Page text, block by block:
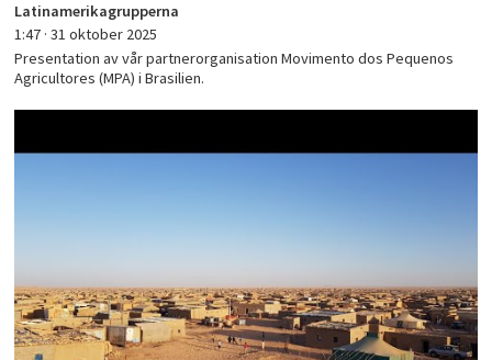
Latinamerikagrupperna
1:47 ·31 oktober 2025
Presentation av vår partnerorganisation Movimento dos Pequenos
Agricultores (MPA) i Brasilien.